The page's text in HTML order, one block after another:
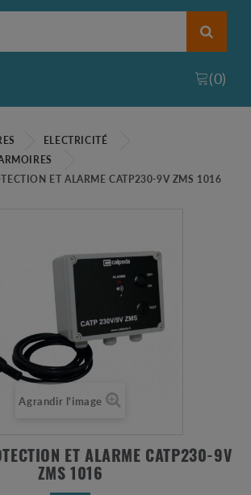
(0)
ELECTRICITÉ
ET ALARME CATP230-9V ZMS 1016
Agrandir l'image
ET ALARME CATP230-9V
ZMS 1016